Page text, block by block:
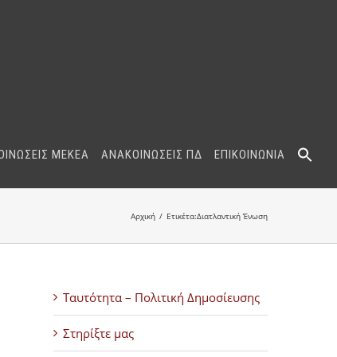
ΜΕΚΕΑ ΑΝΑΚΟΙΝΩΣΕΙΣ ΠΔ ΕΠΙΚΟΙΝΩΝΙΑ
Αρχική Ετικέτα:Διατλαντική Ένωση
Ταυτότητα – Πολιτική Δημοσίευσης
Στηρίξτε μας